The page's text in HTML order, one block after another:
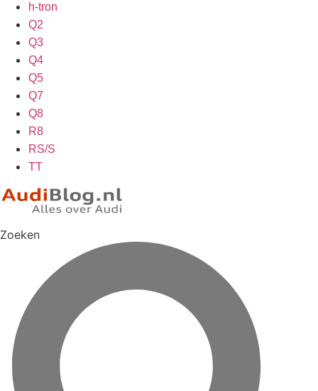
h-tron
Q2
Q3
Q4
Q5
Q7
Q8
R8
RS/S
TT
Zoeken